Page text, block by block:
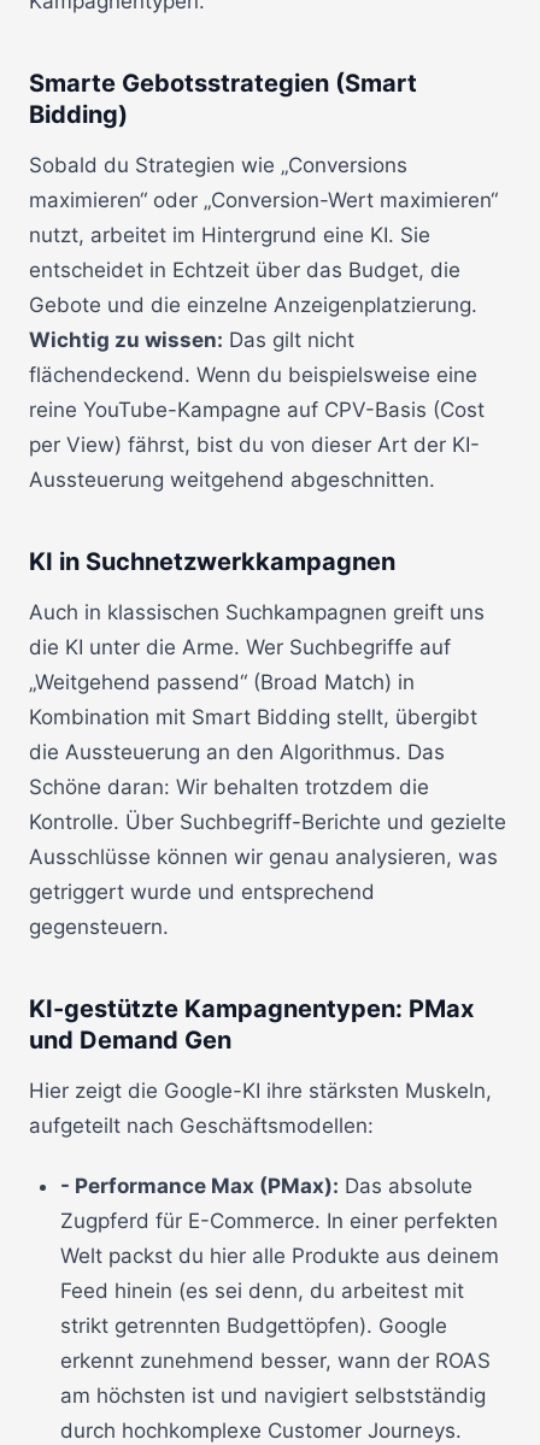
Smarte Gebotsstrategien (Smart
Bidding)
Sobald du Strategien wie „Conversions
maximieren“ oder „Conversion-Wert maximieren“
nutzt, arbeitet im Hintergrund eine KI. Sie
entscheidet in Echtzeit über das Budget, die
Gebote und die einzelne Anzeigenplatzierung.
Wichtig zu wissen: Das gilt nicht
flächendeckend. Wenn du beispielsweise eine
reine YouTube-Kampagne auf CPV-Basis (Cost
per View) fährst, bist du von dieser Art der KI-
Aussteuerung weitgehend abgeschnitten.
KI in Suchnetzwerkkampagnen
Auch in klassischen Suchkampagnen greift uns
die KI unter die Arme. Wer Suchbegriffe auf
„Weitgehend passend“ (Broad Match) in
Kombination mit Smart Bidding stellt, übergibt
die Aussteuerung an den Algorithmus. Das
Schöne daran: Wir behalten trotzdem die
Kontrolle. Über Suchbegriff-Berichte und gezielte
Ausschlüsse können wir genau analysieren, was
getriggert wurde und entsprechend
gegensteuern.
KI-gestützte Kampagnentypen: PMax
und Demand Gen
Hier zeigt die Google-KI ihre stärksten Muskeln,
aufgeteilt nach Geschäftsmodellen:
- Performance Max (PMax): Das absolute
Zugpferd für E-Commerce. In einer perfekten
Welt packst du hier alle Produkte aus deinem
Feed hinein (es sei denn, du arbeitest mit
strikt getrennten Budgettöpfen). Google
erkennt zunehmend besser, wann der ROAS
am höchsten ist und navigiert selbstständig
durch hochkomplexe Customer Journeys.